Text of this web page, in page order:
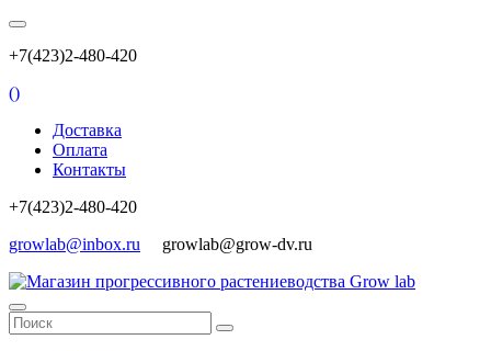
+7(423)2-480-420
()
Доставка
Оплата
Контакты
+7(423)2-480-420
growlab@inbox.ru growlab@grow-dv.ru